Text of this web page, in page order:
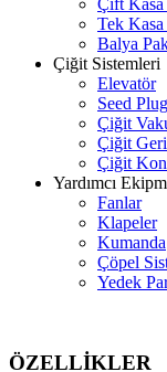
Tek
Balya
Çiğit Sistemleri
Elevatör
Seed Plug
Çiğit
Çiğit
Çiğit
Yardımcı
Fanlar
Klapeler
Kumanda
Çöpel
Yedek
ÖZELLİKLER